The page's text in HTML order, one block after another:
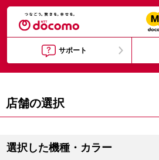
サポート
店舗の選択
選択した機種・カラー